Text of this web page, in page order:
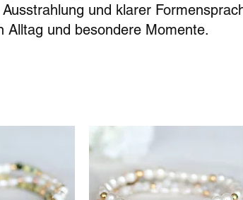
und klarer
Alltag und besondere Momente.